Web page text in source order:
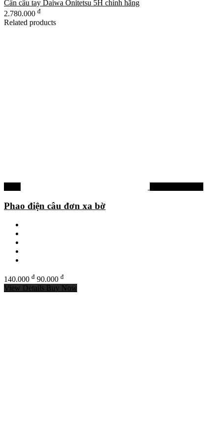
Cần câu tay Daiwa Onitetsu 5H chính hãng
2.780.000 đ
Related products
Phao điện câu đơn xa bờ
140.000 đ 90.000 đ
View Details Buy Now